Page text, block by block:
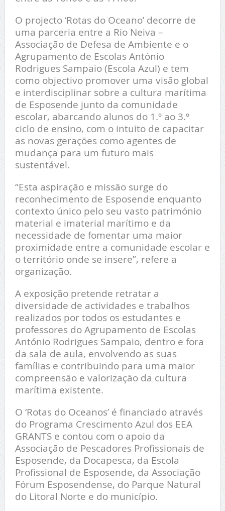
O projecto ‘Rotas do Oceano’ decorre de
uma parceria entre a Rio Neiva –
Associação de Defesa de Ambiente e o
Agrupamento de Escolas António
Rodrigues Sampaio (Escola Azul) e tem
como objectivo promover uma visão global
e interdisciplinar sobre a cultura marítima
de Esposende junto da comunidade
escolar, abarcando alunos do 1.º ao 3.º
ciclo de ensino, com o intuito de capacitar
as novas gerações como agentes de
mudança para um futuro mais
sustentável.
“Esta aspiração e missão surge do
reconhecimento de Esposende enquanto
contexto único pelo seu vasto património
material e imaterial marítimo e da
necessidade de fomentar uma maior
proximidade entre a comunidade escolar e
o território onde se insere”, refere a
organização.
A exposição pretende retratar a
diversidade de actividades e trabalhos
realizados por todos os estudantes e
professores do Agrupamento de Escolas
António Rodrigues Sampaio, dentro e fora
da sala de aula, envolvendo as suas
famílias e contribuindo para uma maior
compreensão e valorização da cultura
marítima existente.
O ‘Rotas do Oceanos’ é financiado através
do Programa Crescimento Azul dos EEA
GRANTS e contou com o apoio da
Associação de Pescadores Profissionais de
Esposende, da Docapesca, da Escola
Profissional de Esposende, da Associação
Fórum Esposendense, do Parque Natural
do Litoral Norte e do município.